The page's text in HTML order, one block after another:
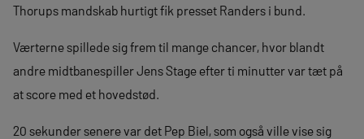
Thorups mandskab hurtigt fik presset Randers i bund.
Værterne spillede sig frem til mange chancer, hvor blandt
andre midtbanespiller Jens Stage efter ti minutter var tæt på
at score med et hovedstød.
20 sekunder senere var det Pep Biel, som også ville vise sig